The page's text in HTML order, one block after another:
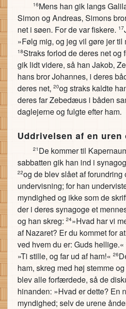
16Mens han gik langs
Simon og Andreas, Simons
net i søen. For de var fiskere. 17
»Følg mig, og jeg vil gøre jer til
18Straks forlod de deres net og
gik lidt videre, så han Jakob,
hans bror Johannes, i deres
deres net, 20og straks kaldte
deres far Zebedæus i båden
daglejerne og fulgte efter ham.
Uddrivelsen af en uren
21 De kommer til
sabbatten gik han ind i
22og de blev slået af forundring
undervisning; for han
myndighed og ikke som de
der i deres synagoge et
og han skreg: 24»Hvad har vi
af Nazaret? Er du kommet for
ved hvem du er: Guds hellige.«
»Ti stille, og far ud af ham!« 26
ham, skreg med høj stemme
blev alle forfærdede, så de
hinanden: »Hvad er dette? En
myndighed; selv de urene